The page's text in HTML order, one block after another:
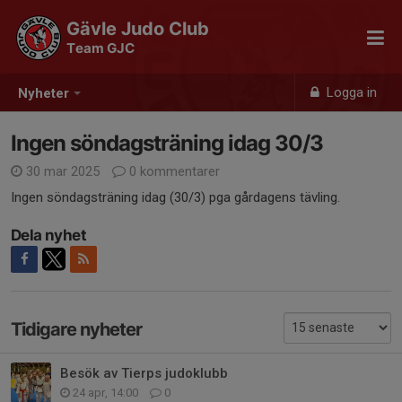
Nyheter Logga in
Gävle Judo Club
Team GJC
Ingen söndagsträning idag 30/3
30 mar 2025
0 kommentarer
Ingen söndagsträning idag (30/3) pga gårdagens tävling.
Dela nyhet
Tidigare nyheter
Besök av Tierps judoklubb
24 apr, 14:00 0